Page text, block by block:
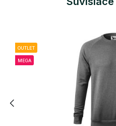
OUTLET
MEGA